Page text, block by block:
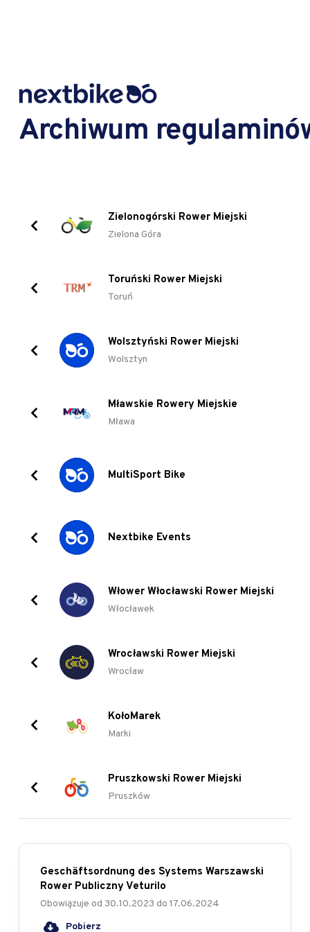
Archiwum
Zielonogórski Rower Miejski
Zielona Góra
Toruński Rower Miejski
Toruń
Wolsztyński Rower Miejski
Wolsztyn
Mławskie Rowery Miejskie
Mława
MultiSport Bike
Nextbike Events
Włower Włocławski Rower Miejski
Włocławek
Wrocławski Rower Miejski
Wrocław
KołoMarek
Marki
Pruszkowski Rower Miejski
Pruszków
Geschäftsordnung des Systems Warszawski
Rower Publiczny Veturilo
Obowiązuje od 30.10.2023 do 17.06.2024
Pobierz